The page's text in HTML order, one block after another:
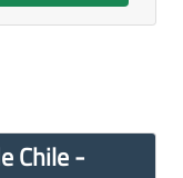
Chile -